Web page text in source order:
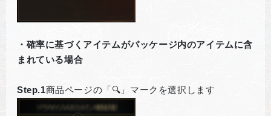
・確率に基づくアイテムがパッケージ内のアイテムに含
まれている場合
Step.1商品ページの「🔍」マークを選択します